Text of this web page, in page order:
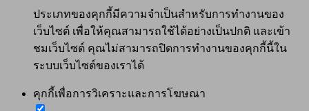
ประเภทของคุกกี้มีความจำเป็นสำหรับการทำงานของ
เว็บไซต์ เพื่อให้คุณสามารถใช้ได้อย่างเป็นปกติ และเข้า
ชมเว็บไซต์ คุณไม่สามารถปิดการทำงานของคุกกี้นี้ใน
ระบบเว็บไซต์ของเราได้
คุกกี้เพื่อการวิเคราะและการโฆษณา